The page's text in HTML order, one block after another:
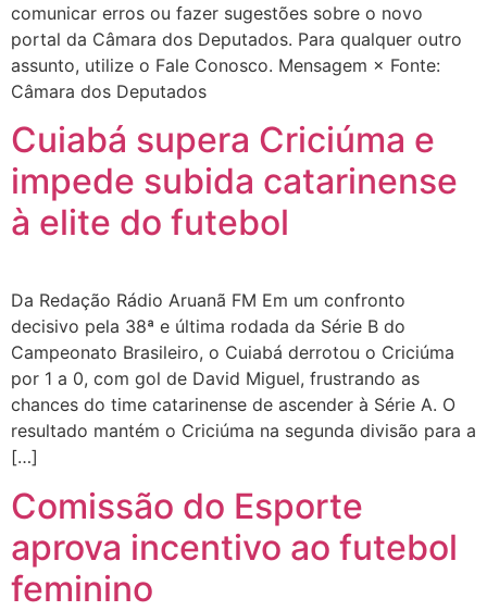
comunicar erros ou fazer sugestões sobre o novo
portal da Câmara dos Deputados. Para qualquer outro
assunto, utilize o Fale Conosco. Mensagem × Fonte:
Câmara dos Deputados
Cuiabá supera Criciúma e
impede subida catarinense
à elite do futebol
Da Redação Rádio Aruanã FM Em um confronto
decisivo pela 38ª e última rodada da Série B do
Campeonato Brasileiro, o Cuiabá derrotou o Criciúma
por 1 a 0, com gol de David Miguel, frustrando as
chances do time catarinense de ascender à Série A. O
resultado mantém o Criciúma na segunda divisão para a
[…]
Comissão do Esporte
aprova incentivo ao futebol
feminino